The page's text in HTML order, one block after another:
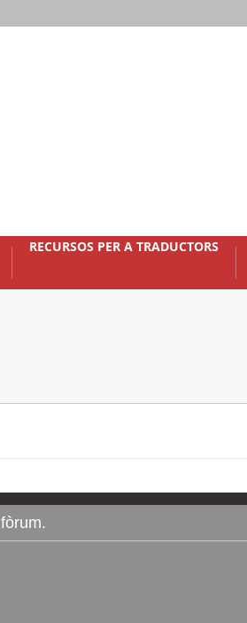
RECURSOS PER A TRADUCTORS